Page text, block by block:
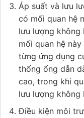
Áp suất và lưu
có mối quan hệ
lưu lượng không
mối quan hệ
từng ứng dụng
thống ống dẫn
cao, trong khi
lưu lượng không
Điều kiện môi